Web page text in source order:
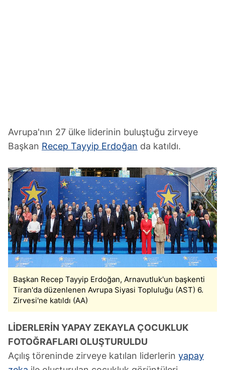
Avrupa'nın 27 ülke liderinin buluştuğu zirveye
Başkan Recep Tayyip Erdoğan da katıldı.
Başkan Recep Tayyip Erdoğan, Arnavutluk'un başkenti
Tiran'da düzenlenen Avrupa Siyasi Topluluğu (AST) 6.
Zirvesi'ne katıldı (AA)
LİDERLERİN YAPAY ZEKAYLA ÇOCUKLUK
FOTOĞRAFLARI OLUŞTURULDU
Açılış töreninde zirveye katılan liderlerin yapay